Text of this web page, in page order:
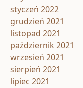
styczeń 2022
grudzień 2021
listopad 2021
październik 2021
wrzesień 2021
sierpień 2021
lipiec 2021